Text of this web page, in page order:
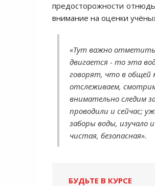
предосторожности
внимание на оценки
«Тут важно
двигается - то эта
говорят, что в общей
отслеживаем,
внимательно следим
проводили и сейчас;
заборы воды, изучало
чистая, безопасная».
БУДЬТЕ В КУРСЕ